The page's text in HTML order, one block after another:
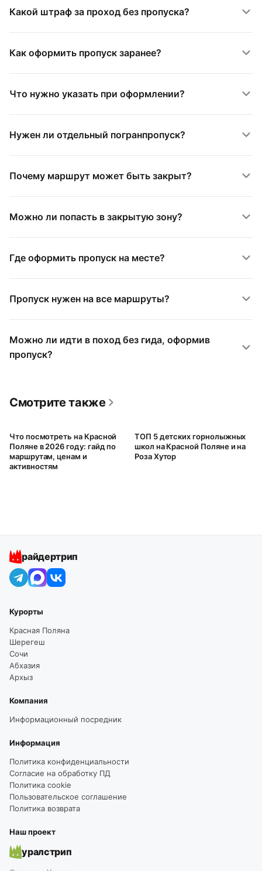
Какой штраф за проход без пропуска?
Как оформить пропуск заранее?
Что нужно указать при оформлении?
Нужен ли отдельный погранпропуск?
Почему маршрут может быть закрыт?
Можно ли попасть в закрытую зону?
Где оформить пропуск на месте?
Пропуск нужен на все маршруты?
Можно ли идти в поход без гида, оформив
пропуск?
Смотрите также
Что посмотреть на Красной
Поляне в 2026 году: гайд по
маршрутам, ценам и
активностям
ТОП 5 детских горнолыжных
школ на Красной Поляне и на
Роза Хутор
райдертрип
Курорты
Красная Поляна
Шерегеш
Сочи
Абхазия
Архыз
Компания
Информационный посредник
Информация
Политика конфиденциальности
Согласие на обработку ПД
Политика cookie
Пользовательское соглашение
Политика возврата
Наш проект
уралстрип